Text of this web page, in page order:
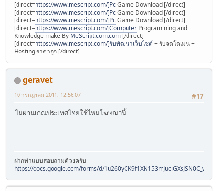
[direct=https://www.mescript.com/]PcGame Download [/direct]
[direct=https://www.mescript.com/]PcGame Download [/direct]
[direct=https://www.mescript.com/]PcGame Download [/direct]
[direct=https://www.mescript.com/]Computer Programming and
Knowledge make By MeScript.com.com [/direct]
[direct=https://www.mescript.com/]รับพัฒนาเว็บไซต์+ รับจดโดเมน +
Hosting ราคาถูก [/direct]
geravet
#17
10 กรกฎาคม 2011, 12:56:07
ไม่ผ่านเกณประเทศไทยใช้ไหมโฆษณานี้
ฝากทำแบบสอบถามด้วยครับ
https://docs.google.com/forms/d/